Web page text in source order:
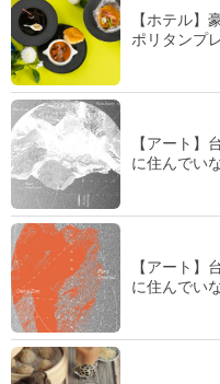
【ホテル】
ポリタンプ
【アート】
に住んでい
【アート】
に住んでい